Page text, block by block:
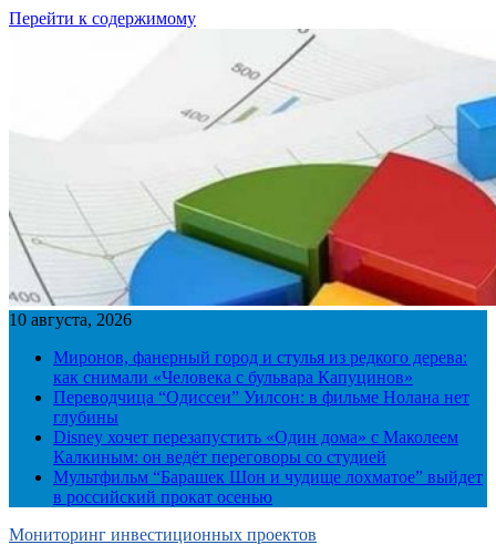
Перейти к содержимому
10 августа, 2026
Миронов, фанерный город и стулья из редкого дерева:
как снимали «Человека с бульвара Капуцинов»
Переводчица “Одиссеи” Уилсон: в фильме Нолана нет
глубины
Disney хочет перезапустить «Один дома» с Маколеем
Калкиным: он ведёт переговоры со студией
Мультфильм “Барашек Шон и чудище лохматое” выйдет
в российский прокат осенью
Мониторинг инвестиционных проектов